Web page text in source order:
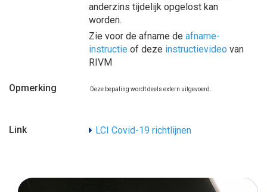
anderzins tijdelijk opgelost kan
worden.
Zie voor de afname de afname-
instructie of deze instructievideo van
RIVM
Opmerking Deze bepaling wordt deels extern uitgevoerd.
Link LCI Covid-19 richtlijnen